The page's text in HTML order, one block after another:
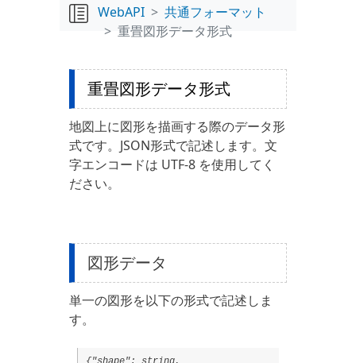
WebAPI
共通フォーマット
重畳図形データ形式
重畳図形データ形式
地図上に図形を描画する際のデータ形
式です。JSON形式で記述します。文
字エンコードは UTF-8 を使用してく
ださい。
図形データ
単一の図形を以下の形式で記述しま
す。